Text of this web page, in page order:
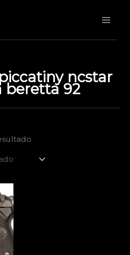
ncstar
beretta 92